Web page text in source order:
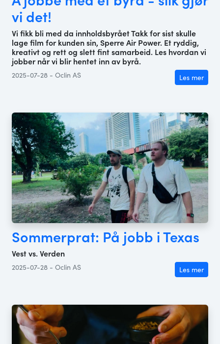
vi det!
Vi fikk bli med da innholdsbyrået Takk for sist skulle
lage film for kunden sin, Sperre Air Power. Et ryddig,
kreativt og rett og slett fint samarbeid. Les hvordan vi
jobber når vi blir hentet inn av byrå.
Les mer
2025-07-28 - Oclin AS
Sommerprat: På jobb i Texas
Vest vs. Verden
Les mer
2025-07-28 - Oclin AS